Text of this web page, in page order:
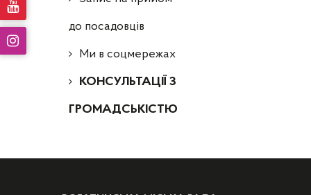
до посадовців
Ми в соцмережах
КОНСУЛЬТАЦІЇ З
ГРОМАДСЬКІСТЮ